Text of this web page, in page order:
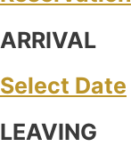
ARRIVAL
Select Date
LEAVING